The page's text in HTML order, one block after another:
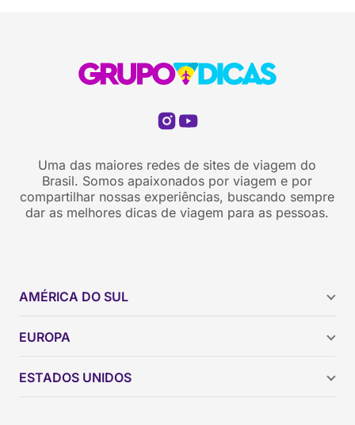
Uma das maiores redes de sites de viagem do
Brasil. Somos apaixonados por viagem e por
compartilhar nossas experiências, buscando sempre
dar as melhores dicas de viagem para as pessoas.
AMÉRICA DO SUL
Brasil
Colômbia
EUROPA
ESTADOS UNIDOS